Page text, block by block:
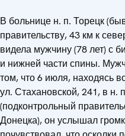
В больнице н. п. Торецк
правительству, 43 км к
видела мужчину (78 лет) с
и нижней части спины.
том, что 6 июля, находясь
ул. Стахановской, 241, в н.
(подконтрольный
Донецка), он услышал